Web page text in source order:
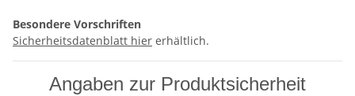
Besondere Vorschriften
Sicherheitsdatenblatt hier erhältlich.
Angaben zur Produktsicherheit